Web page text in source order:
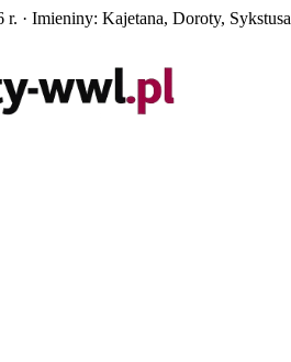
r. · Imieniny: Kajetana, Doroty, Sykstusa